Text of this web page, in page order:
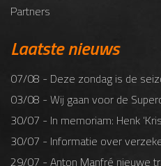
Partners
Laatste nieuws
07/08 - Deze zondag is de
03/08 - Wij gaan voor de
30/07 - In memoriam: Henk
30/07 - Informatie over
29/07 - Anton Manfré nieuwe